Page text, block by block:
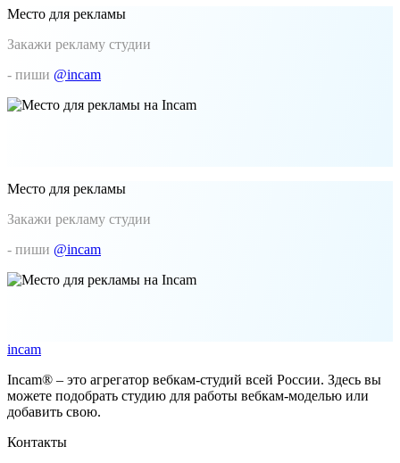
Место для рекламы
Закажи рекламу студии
- пиши @incam
Место для рекламы
Закажи рекламу студии
- пиши @incam
incam
Incam® – это агрегатор вебкам-студий всей России. Здесь вы
можете подобрать студию для работы вебкам-моделью или
добавить свою.
Контакты